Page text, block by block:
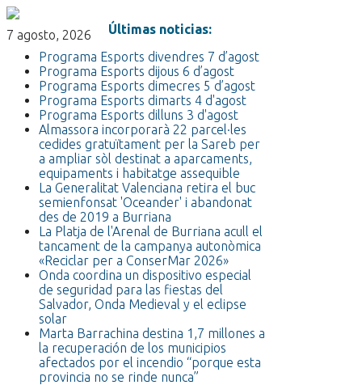
7 agosto, 2026
Últimas noticias:
Programa Esports divendres 7 d’agost
Programa Esports dijous 6 d’agost
Programa Esports dimecres 5 d’agost
Programa Esports dimarts 4 d'agost
Programa Esports dilluns 3 d'agost
Almassora incorporarà 22 parcel·les
cedides gratuïtament per la Sareb per
a ampliar sòl destinat a aparcaments,
equipaments i habitatge assequible
La Generalitat Valenciana retira el buc
semienfonsat 'Oceander' i abandonat
des de 2019 a Burriana
La Platja de l'Arenal de Burriana acull el
tancament de la campanya autonòmica
«Reciclar per a ConserMar 2026»
Onda coordina un dispositivo especial
de seguridad para las fiestas del
Salvador, Onda Medieval y el eclipse
solar
Marta Barrachina destina 1,7 millones a
la recuperación de los municipios
afectados por el incendio “porque esta
provincia no se rinde nunca”